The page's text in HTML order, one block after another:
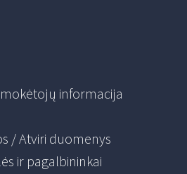
informacija
/ Atviri duomenys
ir pagalbininkai